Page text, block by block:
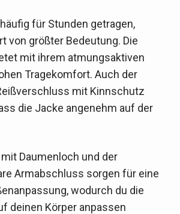
für Stunden getragen,
von größter Bedeutung. Die
mit ihrem atmungsaktiven
Tragekomfort. Auch der
mit Kinnschutz
die Jacke angenehm auf der
Daumenloch und der
Armabschluss sorgen für eine
wodurch du die
deinen Körper anpassen